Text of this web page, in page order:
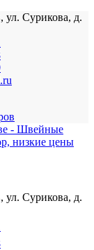
ул. Сурикова, д.
ул. Сурикова, д.